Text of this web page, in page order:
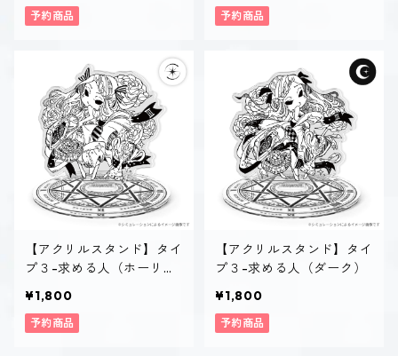
予約商品 予約商品
【アクリルスタンド】タイ
プ３-求める人（ホーリ
¥1,800
予約商品
【アクリルスタンド】タイ
プ３-求める人（ダーク）
¥1,800
予約商品